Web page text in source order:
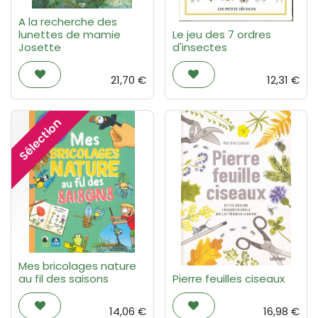
A la recherche des
lunettes de mamie
Josette
21,70 €
Le jeu des 7 ordres
d'insectes
12,31 €
Sélection
Mes bricolages nature
au fil des saisons
14,06 €
Pierre feuilles ciseaux
16,98 €